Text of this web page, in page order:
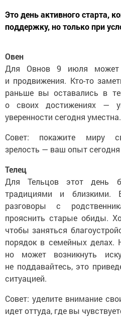
Это день активного старта,
поддержку, но только при
Овен
Для Овнов 9 июля может
и продвижения. Кто-то
раньше вы оставались в
о своих достижениях —
уверенности сегодня уместна.
Совет: покажите миру
зрелость — ваш опыт
Телец
Для Тельцов этот день
традициями и близкими.
разговоры с
прояснить старые обиды.
чтобы заняться
порядок в семейных делах.
но может возникнуть
не поддавайтесь, это
ситуацией.
Совет: уделите внимание
идет оттуда, где вы